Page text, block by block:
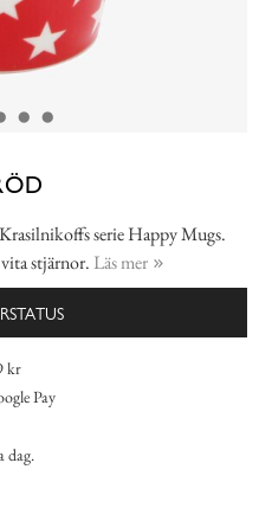
serie Happy Mugs.
stjärnor. Läs mer
kr
Pay
dag.